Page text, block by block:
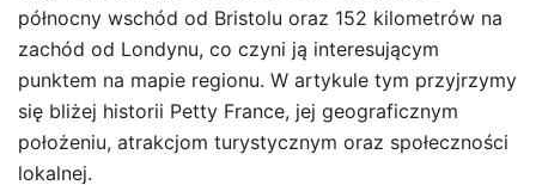
północny wschód od Bristolu oraz 152 kilometrów na
zachód od Londynu, co czyni ją interesującym
punktem na mapie regionu. W artykule tym przyjrzymy
się bliżej historii Petty France, jej geograficznym
położeniu, atrakcjom turystycznym oraz społeczności
lokalnej.